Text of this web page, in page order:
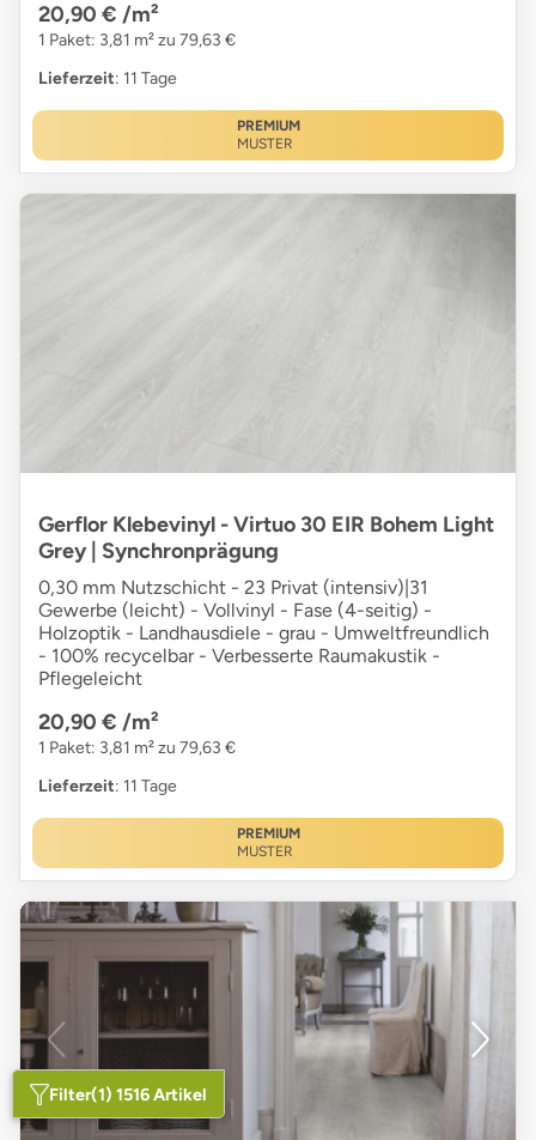
20,90 € /m²
1 Paket: 3,81 m² zu 79,63 €
Lieferzeit: 11 Tage
PREMIUM
MUSTER
Gerflor Klebevinyl - Virtuo 30 EIR Bohem Light
Grey | Synchronprägung
0,30 mm Nutzschicht - 23 Privat (intensiv)|31
Gewerbe (leicht) - Vollvinyl - Fase (4-seitig) -
Holzoptik - Landhausdiele - grau - Umweltfreundlich
- 100% recycelbar - Verbesserte Raumakustik -
Pflegeleicht
20,90 € /m²
1 Paket: 3,81 m² zu 79,63 €
Lieferzeit: 11 Tage
PREMIUM
MUSTER
Filter(1) 1516 Artikel